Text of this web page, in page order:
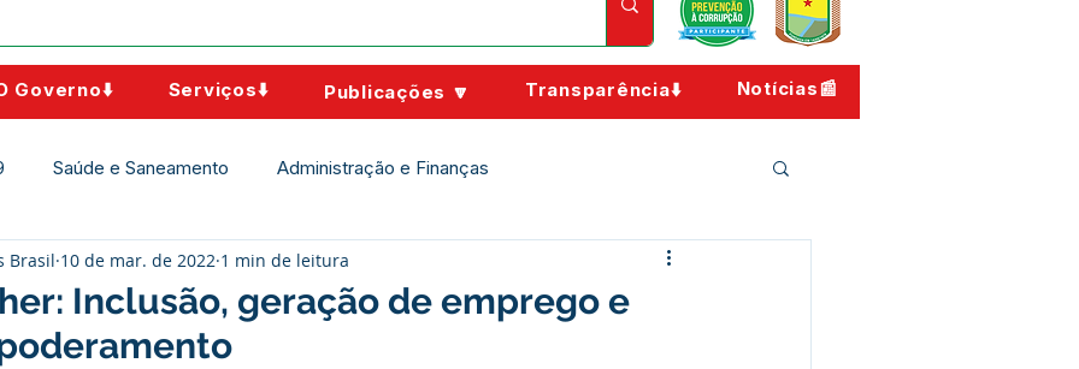
Governo⬇️ Serviços⬇️ Publicações 🔽 Transparência⬇️ Notícias📰
Saúde e Saneamento Administração e Finanças
Assistência Social Campanhas
Infraestrutura e Obras
Inclusão, geração de emprego e
Brasil 10 de mar. de 2022 1 min de leitura